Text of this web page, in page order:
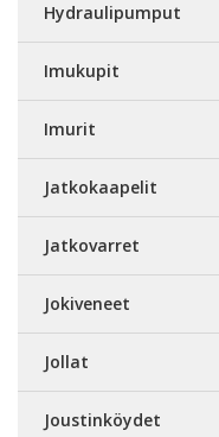
Hydraulipumput
Imukupit
Imurit
Jatkokaapelit
Jatkovarret
Jokiveneet
Jollat
Joustinköydet